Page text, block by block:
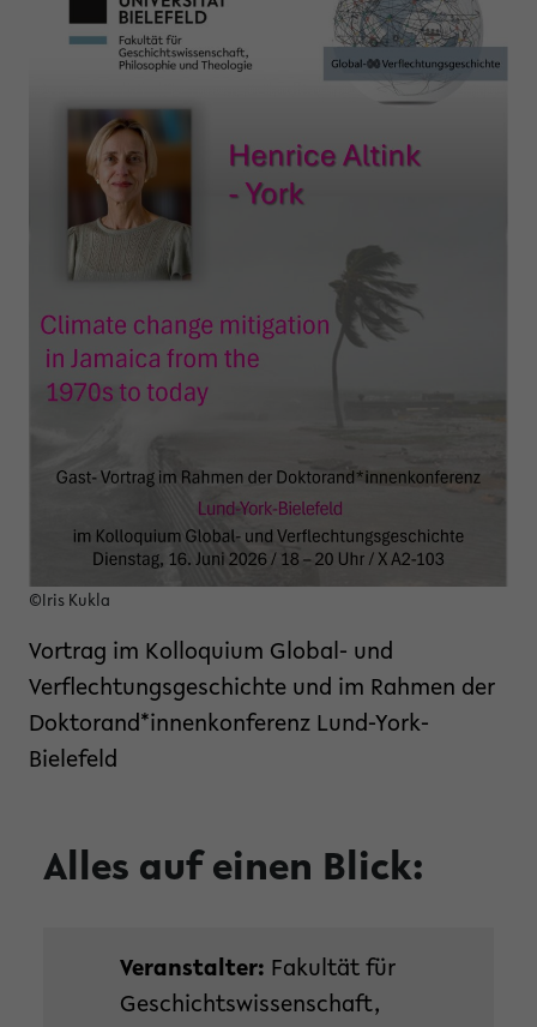
©Iris Kukla
Vortrag im Kolloquium Global- und
Verflechtungsgeschichte und im Rahmen der
Doktorand*innenkonferenz Lund-York-
Bielefeld
Alles auf einen Blick:
Veranstalter: Fakultät für
Geschichtswissenschaft,